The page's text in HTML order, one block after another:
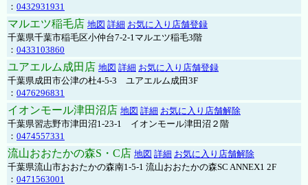
： 0432931931
マルエツ稲毛店 地図 詳細 お気に入り店舗登録
千葉県千葉市稲毛区小仲台7-2-1マルエツ稲毛3階
： 0433103860
ユアエルム成田店 地図 詳細 お気に入り店舗登録
千葉県成田市公津の杜4-5-3 ユアエルム成田3F
： 0476296831
イオンモール津田沼店 地図 詳細 お気に入り店舗解除
千葉県習志野市津田沼1-23-1 イオンモール津田沼２階
： 0474557331
流山おおたかの森S・C店 地図 詳細 お気に入り店舗解除
千葉県流山市おおたかの森南1-5-1 流山おおたかの森SC ANNEX1 2F
： 0471563001